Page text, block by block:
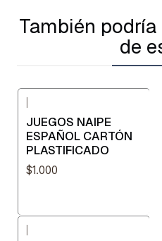
También
de
JUEGOS NAIPE
ESPAÑOL CARTÓN
PLASTIFICADO
$1.000